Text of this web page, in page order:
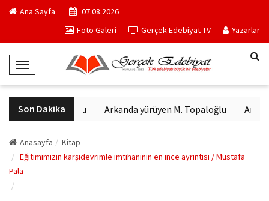
Ana Sayfa
07.08.2026
Foto Galeri
Gerçek Edebiyat TV Yazarlar
T
o
g
g
e
N
a
Son Dakika
heykeli bulundu Arkanda yürüyen M. Topaloğlu
Anasayfa
Kitap
Eğitimimizin karşıdevrimle imtihanının en ince ayrıntısı / Mustafa
Pala